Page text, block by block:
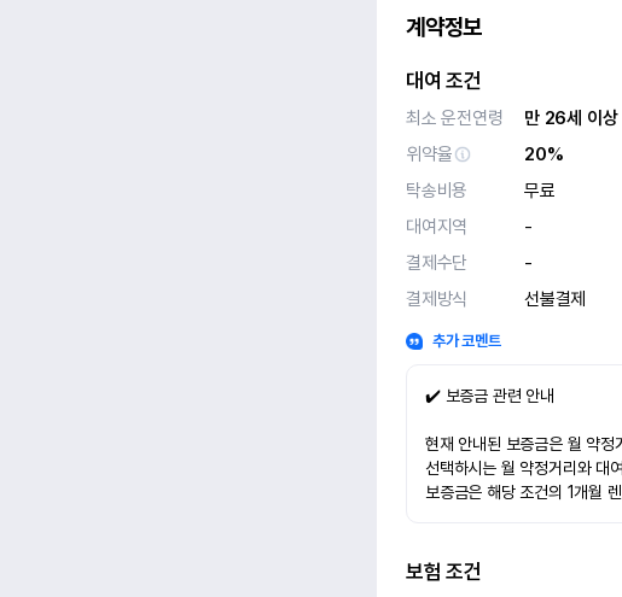
계약정보
대여 조건
최소 운전연령
만 26세 이상
위약율
20%
탁송비용
무료
대여지역
-
결제수단
-
결제방식
선불결제
추가 코멘트
✔️ 보증금 관련 안내
현재 안내된 보증금은 월 약
선택하시는 월 약정거리와 대
보증금은 해당 조건의 1개월
보험 조건